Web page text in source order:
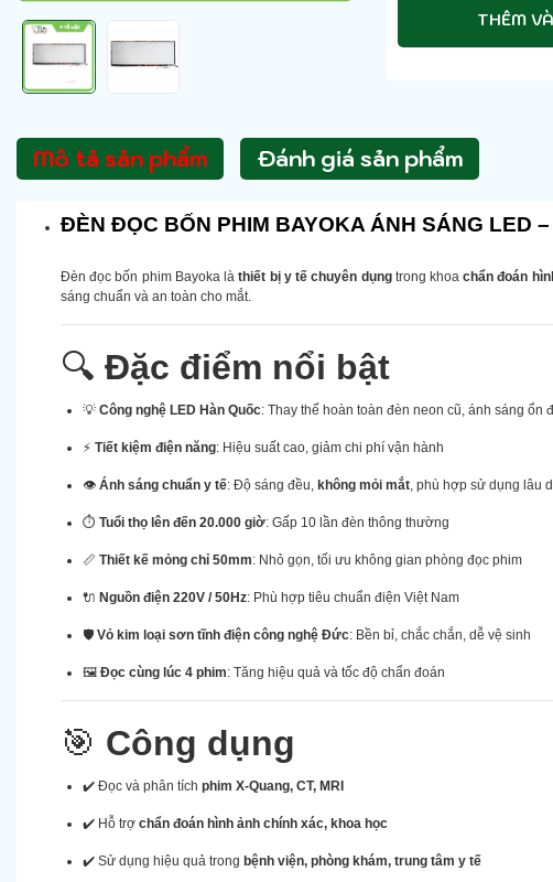
THÊM
Mô tả sản phẩm Đánh giá sản phẩm
ĐÈN ĐỌC BỐN PHIM BAYOKA ÁNH SÁNG LED –
Đèn đọc bốn phim Bayoka làthiết bị y tế chuyên dụngtrong khoachẩn đoán
sáng chuẩn và an toàn cho mắt.
🔍 Đặc điểm nổi bật
💡 Công nghệ LED Hàn Quốc: Thay thế hoàn toàn đèn neon cũ, ánh sáng ổn
⚡ Tiết kiệm điện năng: Hiệu suất cao, giảm chi phí vận hành
👁 Ánh sáng chuẩn y tế: Độ sáng đều, không mỏi mắt , phù hợp sử dụng lâu
⏱ Tuổi thọ lên đến 20.000 giờ: Gấp 10 lần đèn thông thường
📏 Thiết kế mỏng chỉ 50mm: Nhỏ gọn, tối ưu không gian phòng đọc phim
🔌 Nguồn điện 220V / 50Hz: Phù hợp tiêu chuẩn điện Việt Nam
🛡 Vỏ kim loại sơn tĩnh điện công nghệ Đức: Bền bỉ, chắc chắn, dễ vệ sinh
🖼 Đọc cùng lúc 4 phim: Tăng hiệu quả và tốc độ chẩn đoán
🎯 Công dụng
✔️ Đọc và phân tích phim X-Quang, CT, MRI
✔️ Hỗ trợ chẩn đoán hình ảnh chính xác, khoa học
✔️ Sử dụng hiệu quả trong bệnh viện, phòng khám, trung tâm y tế